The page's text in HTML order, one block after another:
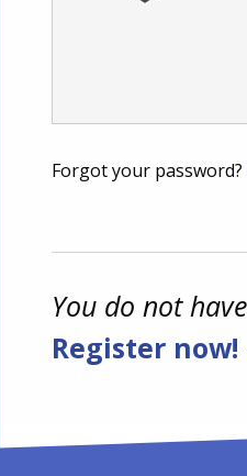
Forgot your password?
You do not
Register now!